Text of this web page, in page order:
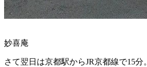
妙喜庵
さて翌日は京都駅からJR京都線で15